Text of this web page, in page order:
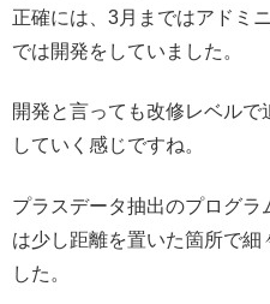
正確には、3月まではアドミ
では開発をしていました。
開発と言っても改修レベル
していく感じですね。
プラスデータ抽出のプログラ
は少し距離を置いた箇所で細
した。